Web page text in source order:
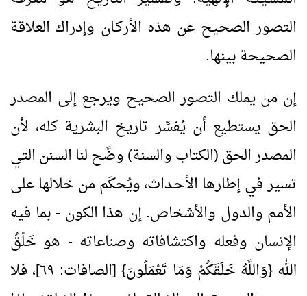
التصور الصحيح عن هذه الأركـان وإدراك العلاقة
الصحيحة بينها.
إن من يملك التصور الصحيح ويرجع إلى المصدر
الحق يستطيع أن يُفسِّر تاريخ البشرية كله، لأن
المصدر الحق (الكتاب والسنة) وضَّح لنا السنن التي
تسير في إطارها الأحـداث، ويُحكَم من خلالها على
الأمم والدول والأشخاص. إن هذا الكون - بما فيه
الإنسان وفعله واكتشافاته وصناعاته - هو خَلْقُ
الله {وَاللَّهُ خَلَقَكُمْ وَمَا تَعْمَلُونَ} [الصافات: ٦٩]، فلا